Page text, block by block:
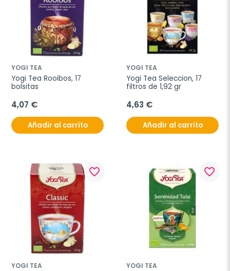
YOGI TEA
Yogi Tea Rooibos, 17
bolsitas
4,07 €
Añadir al carrito
YOGI TEA
Yogi Tea Seleccion, 17
filtros de 1,92 gr
4,63 €
Añadir al carrito
favorite_border
YOGI TEA
favorite_border
YOGI TEA